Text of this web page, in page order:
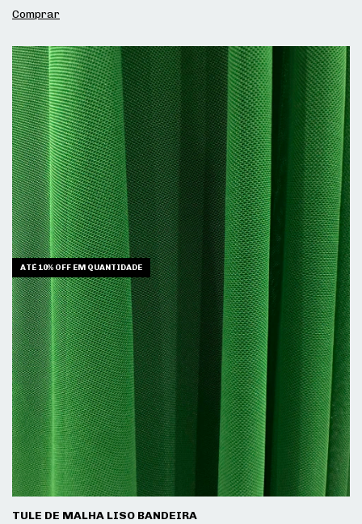
ATÉ 10% OFF EM QUANTIDADE
TULE DE MALHA LISO BANDEIRA